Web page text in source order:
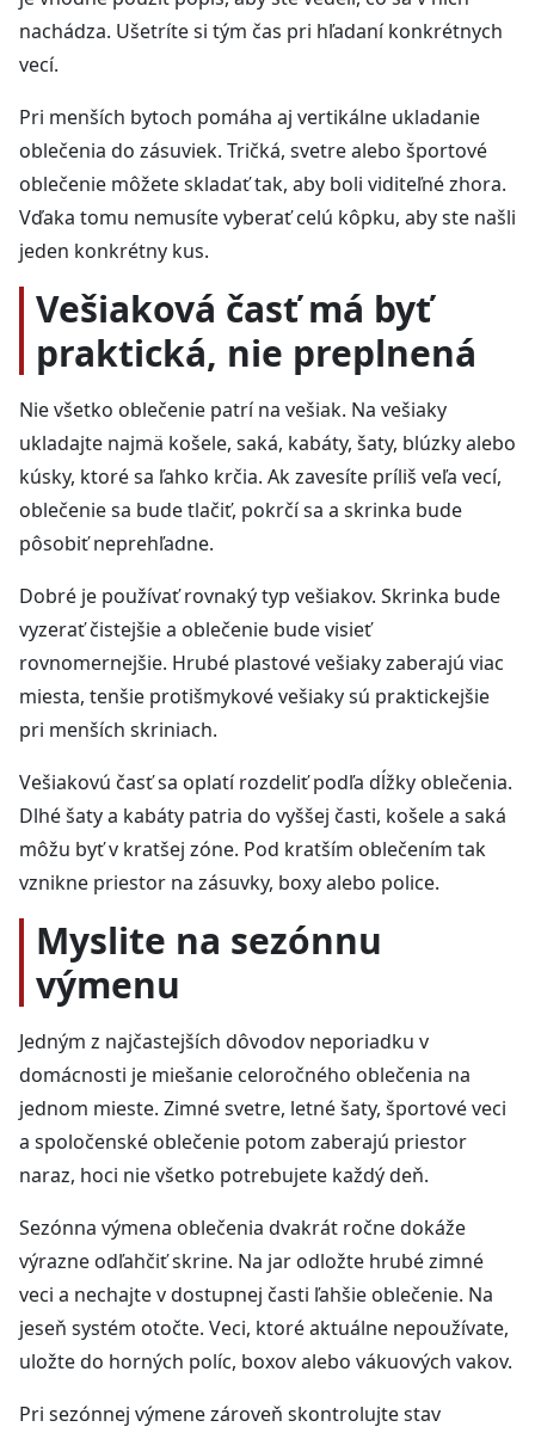
nachádza. Ušetríte si tým čas pri hľadaní konkrétnych
vecí.
Pri menších bytoch pomáha aj vertikálne ukladanie
oblečenia do zásuviek. Tričká, svetre alebo športové
oblečenie môžete skladať tak, aby boli viditeľné zhora.
Vďaka tomu nemusíte vyberať celú kôpku, aby ste našli
jeden konkrétny kus.
Vešiaková časť má byť
praktická, nie preplnená
Nie všetko oblečenie patrí na vešiak. Na vešiaky
ukladajte najmä košele, saká, kabáty, šaty, blúzky alebo
kúsky, ktoré sa ľahko krčia. Ak zavesíte príliš veľa vecí,
oblečenie sa bude tlačiť, pokrčí sa a skrinka bude
pôsobiť neprehľadne.
Dobré je používať rovnaký typ vešiakov. Skrinka bude
vyzerať čistejšie a oblečenie bude visieť
rovnomernejšie. Hrubé plastové vešiaky zaberajú viac
miesta, tenšie protišmykové vešiaky sú praktickejšie
pri menších skriniach.
Vešiakovú časť sa oplatí rozdeliť podľa dĺžky oblečenia.
Dlhé šaty a kabáty patria do vyššej časti, košele a saká
môžu byť v kratšej zóne. Pod kratším oblečením tak
vznikne priestor na zásuvky, boxy alebo police.
Myslite na sezónnu
výmenu
Jedným z najčastejších dôvodov neporiadku v
domácnosti je miešanie celoročného oblečenia na
jednom mieste. Zimné svetre, letné šaty, športové veci
a spoločenské oblečenie potom zaberajú priestor
naraz, hoci nie všetko potrebujete každý deň.
Sezónna výmena oblečenia dvakrát ročne dokáže
výrazne odľahčiť skrine. Na jar odložte hrubé zimné
veci a nechajte v dostupnej časti ľahšie oblečenie. Na
jeseň systém otočte. Veci, ktoré aktuálne nepoužívate,
uložte do horných políc, boxov alebo vákuových vakov.
Pri sezónnej výmene zároveň skontrolujte stav